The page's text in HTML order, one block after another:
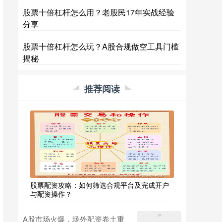
股票十倍杠杆怎么用？老股民17年实战经验
分享
股票十倍杠杆怎么玩？A股合规做空工具门槛
揭秘
推荐阅读
股票配资攻略：如何筛选合规平台及完成开户
与配资操作？
A股市场火爆，场外配资卷土重